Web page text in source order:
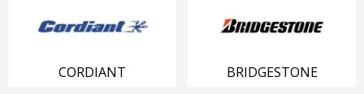
CORDIANT BRIDGESTONE